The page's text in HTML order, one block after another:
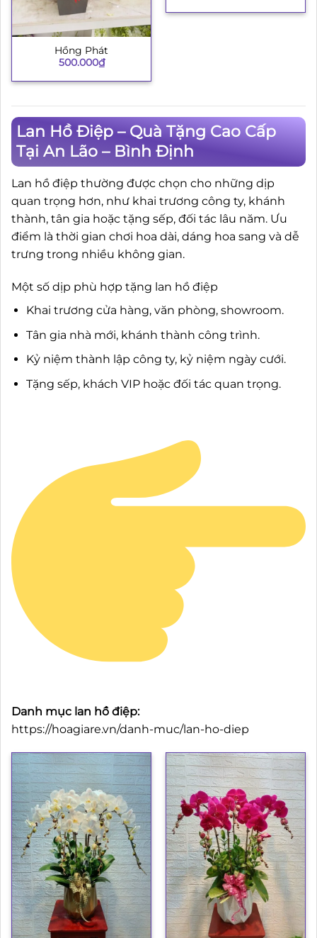
Hồng Phát
500.000₫
Lan Hồ Điệp – Quà Tặng Cao Cấp
Tại An Lão – Bình Định
Lan hồ điệp thường được chọn cho những dịp
quan trọng hơn, như khai trương công ty, khánh
thành, tân gia hoặc tặng sếp, đối tác lâu năm. Ưu
điểm là thời gian chơi hoa dài, dáng hoa sang và dễ
trưng trong nhiều không gian.
Một số dịp phù hợp tặng lan hồ điệp
Khai trương cửa hàng, văn phòng, showroom.
Tân gia nhà mới, khánh thành công trình.
Kỷ niệm thành lập công ty, kỷ niệm ngày cưới.
Tặng sếp, khách VIP hoặc đối tác quan trọng.
Danh mục lan hồ điệp:
https://hoagiare.vn/danh-muc/lan-ho-diep